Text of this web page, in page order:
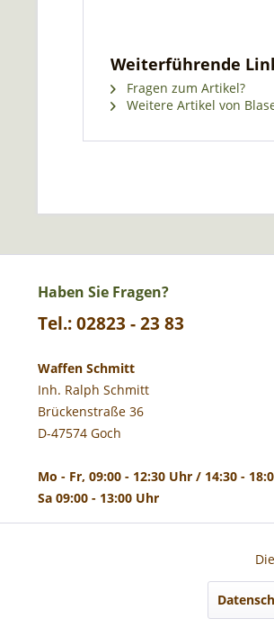
Weiterführende
Fragen zum Artikel?
Weitere Artikel von
Haben Sie Fragen?
Tel.: 02823 - 23 83
Waffen Schmitt
Inh. Ralph Schmitt
Brückenstraße 36
D-47574 Goch
Mo - Fr, 09:00 - 12:30 Uhr / 14:30 -
Sa 09:00 - 13:00 Uhr